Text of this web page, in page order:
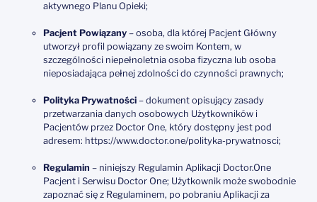
aktywnego Planu Opieki;
Pacjent Powiązany – osoba, dla której Pacjent Główny
utworzył profil powiązany ze swoim Kontem, w
szczególności niepełnoletnia osoba fizyczna lub osoba
nieposiadająca pełnej zdolności do czynności prawnych;
Polityka Prywatności – dokument opisujący zasady
przetwarzania danych osobowych Użytkowników i
Pacjentów przez Doctor One, który dostępny jest pod
adresem: https://www.doctor.one/polityka-prywatnosci;
Regulamin – niniejszy Regulamin Aplikacji Doctor.One
Pacjent i Serwisu Doctor One; Użytkownik może swobodnie
zapoznać się z Regulaminem, po pobraniu Aplikacji za